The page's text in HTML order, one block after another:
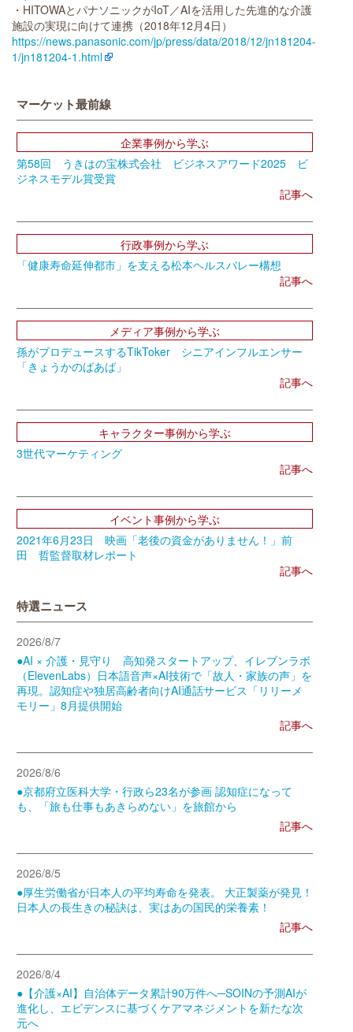
・HITOWAとパナソニックがIoT／AIを活用した先進的な介護
施設の実現に向けて連携（2018年12月4日）
https://news.panasonic.com/jp/press/data/2018/12/jn181204-
1/jn181204-1.html
マーケット最前線
企業事例から学ぶ
第58回 うきはの宝株式会社 ビジネスアワード2025 ビ
ジネスモデル賞受賞
記事へ
行政事例から学ぶ
「健康寿命延伸都市」を支える松本ヘルスバレー構想
記事へ
メディア事例から学ぶ
孫がプロデュースするTikToker シニアインフルエンサー
「きょうかのばあば」
記事へ
キャラクター事例から学ぶ
3世代マーケティング
記事へ
イベント事例から学ぶ
2021年6月23日 映画「老後の資金がありません！」前
田 哲監督取材レポート
記事へ
特選ニュース
2026/8/7
●AI × 介護・見守り 高知発スタートアップ、イレブンラボ
（ElevenLabs）日本語音声×AI技術で「故人・家族の声」を
再現。認知症や独居高齢者向けAI通話サービス「リリーメ
モリー」8月提供開始
記事へ
2026/8/6
●京都府立医科大学・行政ら23名が参画 認知症になって
も、「旅も仕事もあきらめない」を旅館から
記事へ
2026/8/5
●厚生労働省が日本人の平均寿命を発表。 大正製薬が発見！
日本人の長生きの秘訣は、実はあの国民的栄養素！
記事へ
2026/8/4
●【介護×AI】自治体データ累計90万件へ─SOINの予測AIが
進化し、エビデンスに基づくケアマネジメントを新たな次
元へ